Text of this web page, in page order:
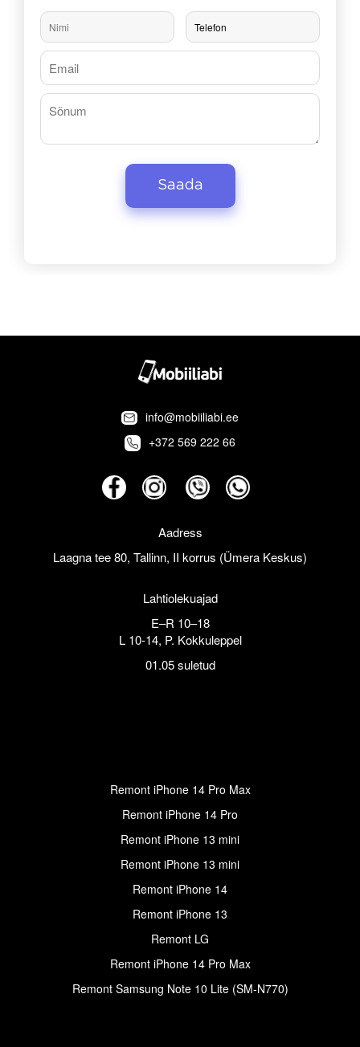
info@mobiiliabi.ee
+372 569 222 66
Aadress
Laagna tee 80, Tallinn, II korrus (Ümera Keskus)
Lahtiolekuajad
E–R 10–18
L 10-14, P. Kokkuleppel
01.05 suletud
Remont iPhone 14 Pro Max
Remont iPhone 14 Pro
Remont iPhone 13 mini
Remont iPhone 13 mini
Remont iPhone 14
Remont iPhone 13
Remont LG
Remont iPhone 14 Pro Max
Remont Samsung Note 10 Lite (SM-N770)